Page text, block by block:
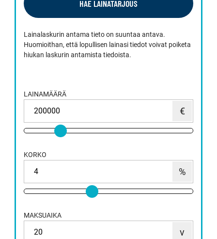
HAE LAINATARJOUS
Lainalaskurin antama tieto on suuntaa antava.
Huomioithan, että lopullisen lainasi tiedot voivat poiketa
hiukan laskurin antamista tiedoista.
LAINAMÄÄRÄ
KORKO
MAKSUAIKA